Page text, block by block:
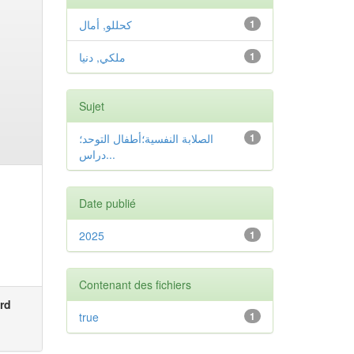
1 كحللو, أمال
1 ملكي, دنيا
Sujet
1
الصلابة النفسية؛أطفال التوحد؛
دراس...
Date publié
1
2025
Contenant des fichiers
1
true